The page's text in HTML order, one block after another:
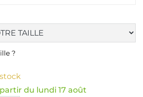
?
du lundi 17 août